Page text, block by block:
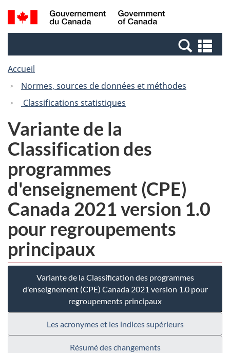
Passer
au
Passer
à
Canada
Recherche
et
et
Accueil
Normes, sources de données et méthodes
Classifications statistiques
Variante de la
Classification des
programmes
d'enseignement (CPE)
Canada 2021 version 1.0
pour regroupements
principaux
Variante de la Classification des programmes
d'enseignement (CPE) Canada 2021 version 1.0 pour
regroupements principaux
Les acronymes et les indices supérieurs
Résumé des changements